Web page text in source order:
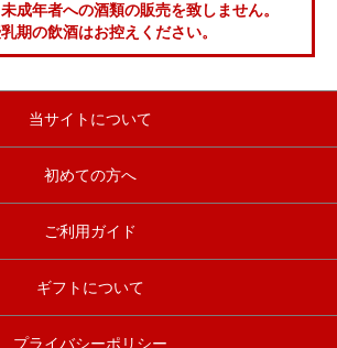
成年者への酒類の販売を致しません。
期の飲酒はお控えください。
当サイトについて
初めての方へ
ご利用ガイド
ギフトについて
プライバシーポリシー